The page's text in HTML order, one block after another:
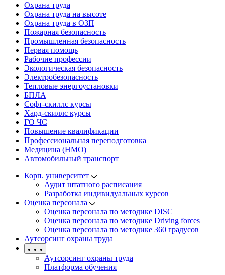
Охрана труда
Охрана труда на высоте
Охрана труда в ОЗП
Пожарная безопасность
Промышленная безопасность
Первая помощь
Рабочие профессии
Экологическая безопасность
Электробезопасность
Тепловые энергоустановки
БПЛА
Софт-скиллс курсы
Хард-скиллс курсы
ГО ЧС
Повышение квалификации
Профессиональная переподготовка
Медицина (НМО)
Автомобильный транспорт
Корп. университет
Аудит штатного расписания
Разработка индивидуальных курсов
Оценка персонала
Оценка персонала по методике DISC
Оценка персонала по методике Driving forces
Оценка персонала по методике 360 градусов
Аутсорсинг охраны труда
Аутсорсинг охраны труда
Платформа обучения